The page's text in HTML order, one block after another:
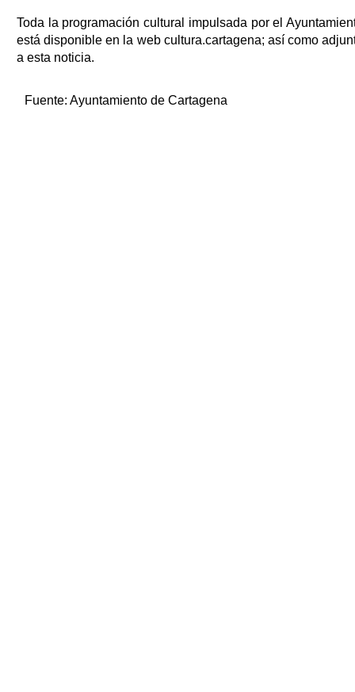
Toda la programación cultural impulsada por el
está disponible en la web cultura.cartagena; así como
a esta noticia.
Fuente: Ayuntamiento de Cartagena